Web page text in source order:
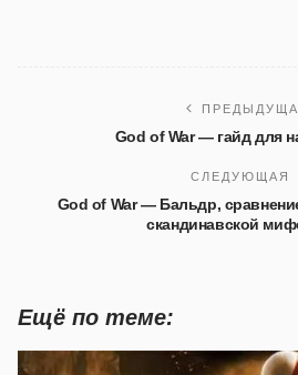
God of War — гайд для
СЛЕДУЮЩАЯ
God of War — Бальдр,
скандинавской
Ещё по теме: